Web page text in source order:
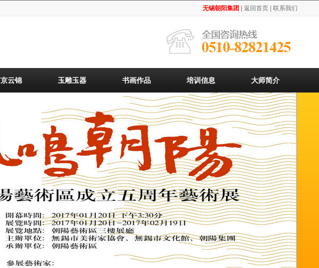
无锡朝阳集团 | 返回首页 | 联系我们
云锦 玉雕玉器 书画作品 培训信息 大师简介